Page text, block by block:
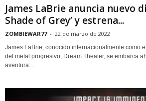
James LaBrie anuncia nuevo
Shade of Grey’ y estrena...
ZOMBIEWAR77 - 22 de marzo de 2022
James LaBrie, conocido internacionalmente como
del metal progresivo, Dream Theater, se embarca
aventura:...